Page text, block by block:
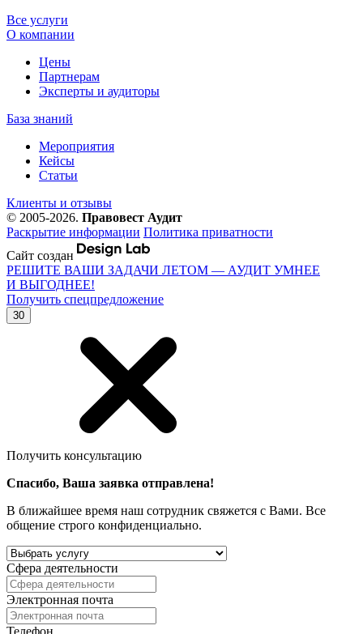
Все услуги
О компании
Цены
Партнерам
Эксперты и аудиторы
База знаний
Мероприятия
Кейсы
Статьи
Клиенты и отзывы
© 2005-2026. Правовест Аудит
Раскрытие информации Политика приватности
Сайт создан
РЕШИТЕ ВАШИ ЗАДАЧИ ЛЕТОМ — АУДИТ УМНЕЕ
И ВЫГОДНЕЕ!
Получить спецпредложение
30
Получить консультацию
Спасибо, Ваша заявка отправлена!
В ближайшее время наш сотрудник свяжется с Вами. Все
общение строго конфиденциально.
Сфера деятельности
Электронная почта
Телефон